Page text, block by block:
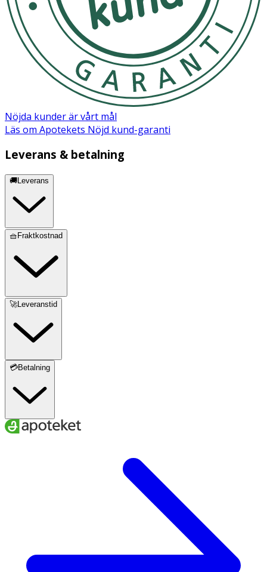
Märkning
FSC Forest Steward Council Mix
Nöjda kunder är vårt mål
Läs om Apotekets Nöjd kund-garanti
Leverans & betalning
🚚Leverans
🧺Fraktkostnad
🚀Leveranstid
💳Betalning